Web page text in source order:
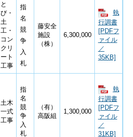
と
び・
土
工・
コン
クリ
ート
工事
指
名
競
争
入
札
藤安全
施設
（株）
6,300,000
執
行調書
[PDFフ
ァイル
／
35KB]
土木
一式
工事
指
名
競
争
入
札
（有）
高阪組
1,300,000
執
行調書
[PDFフ
ァイル
／
31KB]